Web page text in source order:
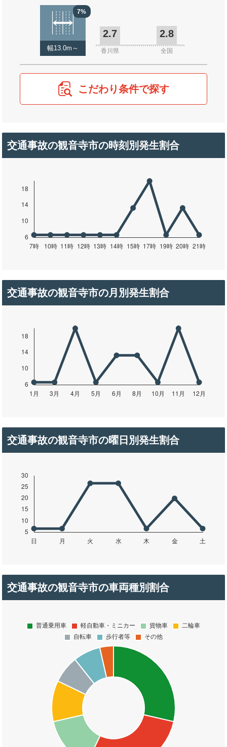
7%
幅13.0m～
2.7 2.8
香川県 全国
こだわり条件で探す
交通事故の観音寺市の時刻別発生割合
交通事故の観音寺市の月別発生割合
交通事故の観音寺市の曜日別発生割合
交通事故の観音寺市の車両種別割合